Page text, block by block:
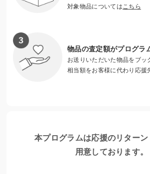
対象物品については こちら
物品の査定額がプログラ
お送りいただいた物品をブッ
相当額をお客様に代わり応援
本プログラムは応援のリター
用意しております。